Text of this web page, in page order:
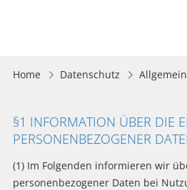
Home Datenschutz Allgemein
§1 INFORMATION ÜBER DIE
PERSONENBEZOGENER
(1) Im Folgenden informieren wir
personenbezogener Daten bei